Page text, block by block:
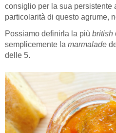
consiglio per la sua persistente
particolarità di questo agrume,
Possiamo definirla la più british
semplicemente la marmalade
delle 5.